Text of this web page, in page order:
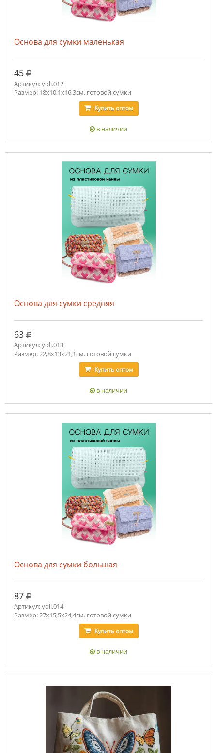
Основа для сумки маленькая
45 руб.
Артикул: yoli.012
Размер: 18х10,1х16,3см. готовой сумки
Купитьоптом
в наличии
Основа для сумки средняя
63 руб.
Артикул: yoli.013
Размер: 22,8х13х21,1см. готовой сумки
Купитьоптом
в наличии
Основа для сумки большая
87 руб.
Артикул: yoli.014
Размер: 27х15,5х24,4см. готовой сумки
Купитьоптом
в наличии